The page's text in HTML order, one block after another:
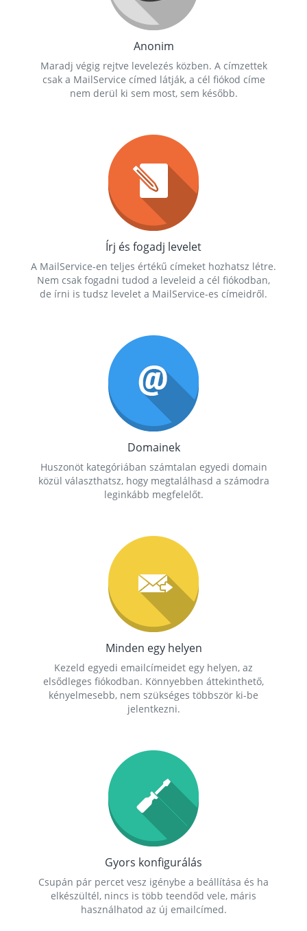
Anonim
Maradj végig rejtve levelezés közben. A címzettek
csak a MailService címed látják, a cél fiókod címe
nem derül ki sem most, sem később.
Írj és fogadj levelet
A MailService-en teljes értékű címeket hozhatsz létre.
Nem csak fogadni tudod a leveleid a cél fiókodban,
de írni is tudsz levelet a MailService-es címeidről.
Domainek
Huszonöt kategóriában számtalan egyedi domain
közül választhatsz, hogy megtalálhasd a számodra
leginkább megfelelőt.
Minden egy helyen
Kezeld egyedi emailcímeidet egy helyen, az
elsődleges fiókodban. Könnyebben áttekinthető,
kényelmesebb, nem szükséges többször ki-be
jelentkezni.
Gyors konfigurálás
Csupán pár percet vesz igénybe a beállítása és ha
elkészültél, nincs is több teendőd vele, máris
használhatod az új emailcímed.